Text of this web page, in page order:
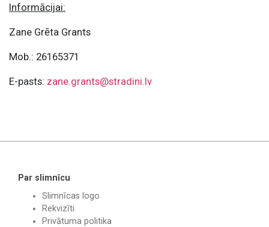
Informācijai:
Zane Grēta Grants
Mob.: 26165371
E-pasts: zane.grants@stradini.lv
Par slimnīcu
Slimnīcas logo
Rekvizīti
Privātuma politika